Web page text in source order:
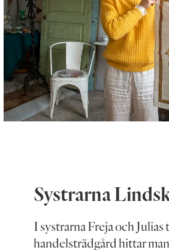
Systrarna
I systrarna Freja och Julias
handelsträdgård hittar